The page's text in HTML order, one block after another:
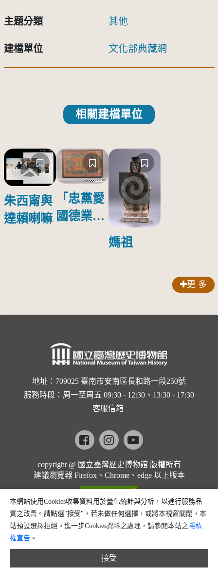
主題分類 其他
建檔單位 文化部典藏網
相關建檔單位
朱西甯與
達賴喇嘛
「忠黨愛
國德業並
媽祖
更 多
地址：709025 臺南市安南區長和路一段250號
服務時段：周一至周五 09:30 - 12:30、13:30 - 17:30
客服信箱
Facebookinstagramyoutube
copyright @ 國立臺灣歷史博物館 版權所有
建議瀏覽器 Firefox、Chrome、edge 以上版本
本網站使用Cookies收集資料用於量化統計與分析，以進行服務品
質之改善。請點選"接受"，若未做任何選擇，或將本視窗關閉，本
站預設選擇拒絕。進一步Cookies資料之處理，請參閱本站之 隱私
權宣告 。
接受